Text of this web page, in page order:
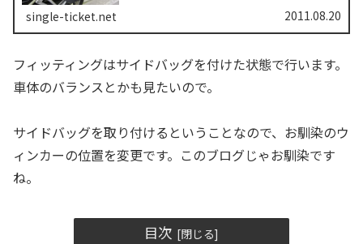
single-ticket.net 2011.08.20
フィッティングはサイドバッグを付けた状態で行います。
車体のバランスとかも見たいので。
サイドバッグを取り付けるということなので、お馴染のウ
ィンカーの位置を変更です。このブログじゃお馴染です
ね。
目次